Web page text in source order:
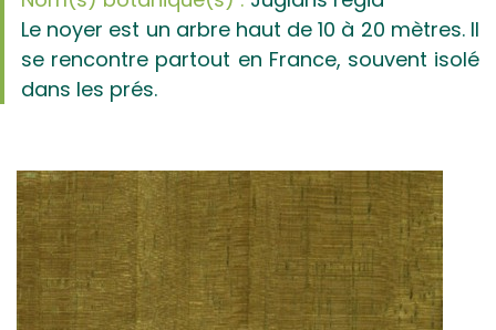
Le noyer est un arbre haut de 10 à 20 mètres. Il
se rencontre partout en France, souvent isolé
dans les prés.